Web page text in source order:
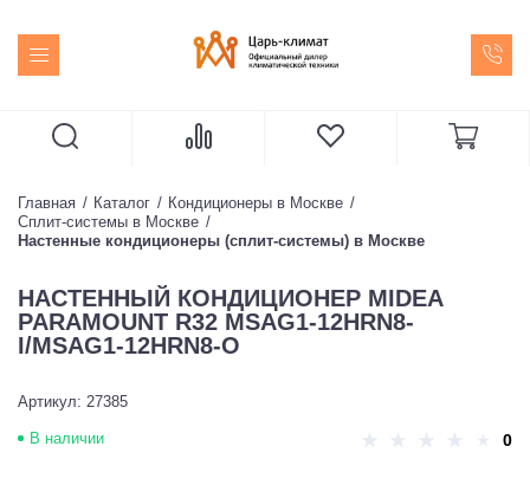
Главная Каталог
Кондиционеры в Москве
Сплит-системы в Москве
Настенные кондиционеры (сплит-системы) в Москве
НАСТЕННЫЙ КОНДИЦИОНЕР MIDEA
PARAMOUNT R32 MSAG1-12HRN8-
I/MSAG1-12HRN8-O
Артикул: 27385
В наличии 0